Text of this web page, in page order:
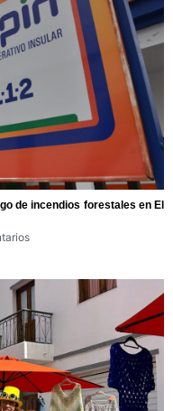
de incendios forestales en El